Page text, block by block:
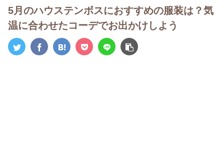
5月のハウステンボスにおすすめの服装は？気
温に合わせたコーデでお出かけしよう